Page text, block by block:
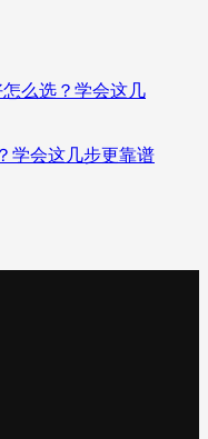
学会这几步更靠谱